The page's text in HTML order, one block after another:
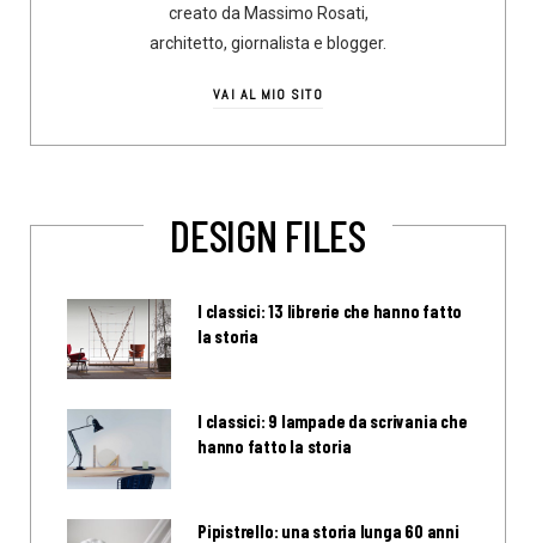
creato da Massimo Rosati,
architetto, giornalista e blogger.
VAI AL MIO SITO
DESIGN FILES
I classici: 13 librerie che hanno fatto
la storia
I classici: 9 lampade da scrivania che
hanno fatto la storia
Pipistrello: una storia lunga 60 anni